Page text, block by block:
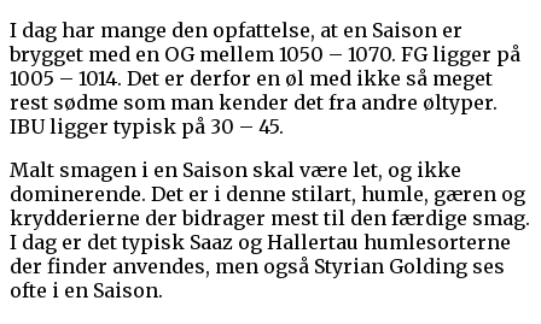
I dag har mange den opfattelse, at en Saison er
brygget med en OG mellem 1050 – 1070. FG ligger på
1005 – 1014. Det er derfor en øl med ikke så meget
rest sødme som man kender det fra andre øltyper.
IBU ligger typisk på 30 – 45.
Malt smagen i en Saison skal være let, og ikke
dominerende. Det er i denne stilart, humle, gæren og
krydderierne der bidrager mest til den færdige smag.
I dag er det typisk Saaz og Hallertau humlesorterne
der finder anvendes, men også Styrian Golding ses
ofte i en Saison.